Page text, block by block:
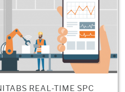
REAL-TIME SPC